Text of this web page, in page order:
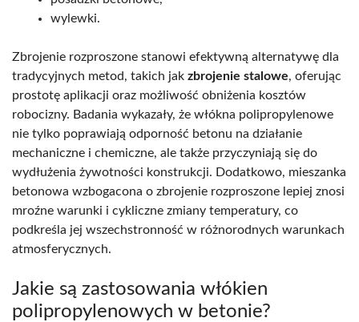
wylewki.
Zbrojenie rozproszone stanowi efektywną alternatywę dla
tradycyjnych metod, takich jak zbrojenie stalowe, oferując
prostotę aplikacji oraz możliwość obniżenia kosztów
robocizny. Badania wykazały, że włókna polipropylenowe
nie tylko poprawiają odporność betonu na działanie
mechaniczne i chemiczne, ale także przyczyniają się do
wydłużenia żywotności konstrukcji. Dodatkowo, mieszanka
betonowa wzbogacona o zbrojenie rozproszone lepiej znosi
mroźne warunki i cykliczne zmiany temperatury, co
podkreśla jej wszechstronność w różnorodnych warunkach
atmosferycznych.
Jakie są zastosowania włókien
polipropylenowych w betonie?